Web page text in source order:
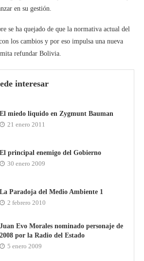
en su gestión.
se ha quejado de que la normativa actual del
los cambios y por eso impulsa una nueva
refundar Bolivia.
interesar
El miedo liquido en Zygmunt Bauman
21 enero 2011
El principal enemigo del Gobierno
30 enero 2009
La Paradoja del Medio Ambiente 1
2 febrero 2010
Juan Evo Morales nominado personaje de
2008 por la Radio del Estado
5 enero 2009